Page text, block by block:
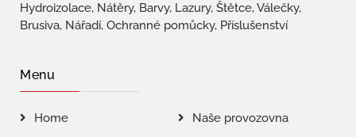
Hydroizolace, Nátěry, Barvy, Lazury, Štětce, Válečky,
Brusiva, Nářadí, Ochranné pomůcky, Příslušenství
Menu
Home
Naše provozovna